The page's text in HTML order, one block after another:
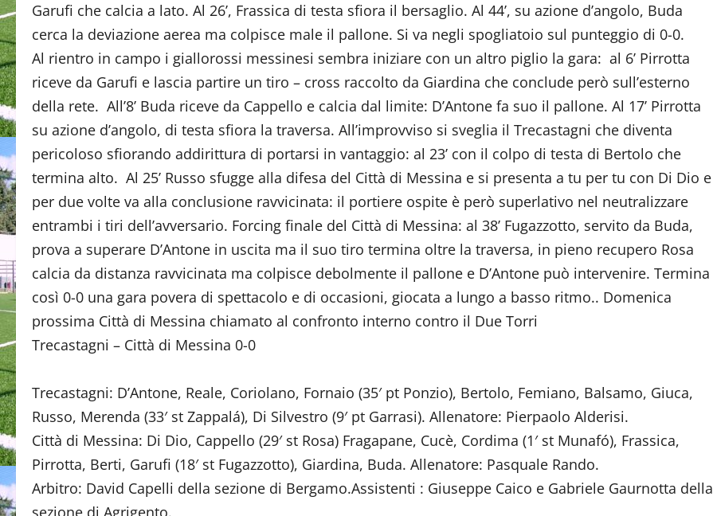
Garufi che calcia a lato. Al 26’, Frassica di testa sfiora il bersaglio. Al 44’, su azione d’angolo, Buda
cerca la deviazione aerea ma colpisce male il pallone. Si va negli spogliatoio sul punteggio di 0-0.
Al rientro in campo i giallorossi messinesi sembra iniziare con un altro piglio la gara: al 6’ Pirrotta
riceve da Garufi e lascia partire un tiro – cross raccolto da Giardina che conclude però sull’esterno
della rete. All’8’ Buda riceve da Cappello e calcia dal limite: D’Antone fa suo il pallone. Al 17’ Pirrotta
su azione d’angolo, di testa sfiora la traversa. All’improvviso si sveglia il Trecastagni che diventa
pericoloso sfiorando addirittura di portarsi in vantaggio: al 23’ con il colpo di testa di Bertolo che
termina alto. Al 25’ Russo sfugge alla difesa del Città di Messina e si presenta a tu per tu con Di Dio e
per due volte va alla conclusione ravvicinata: il portiere ospite è però superlativo nel neutralizzare
entrambi i tiri dell’avversario. Forcing finale del Città di Messina: al 38’ Fugazzotto, servito da Buda,
prova a superare D’Antone in uscita ma il suo tiro termina oltre la traversa, in pieno recupero Rosa
calcia da distanza ravvicinata ma colpisce debolmente il pallone e D’Antone può intervenire. Termina
così 0-0 una gara povera di spettacolo e di occasioni, giocata a lungo a basso ritmo.. Domenica
prossima Città di Messina chiamato al confronto interno contro il Due Torri
Trecastagni – Città di Messina 0-0
Trecastagni: D’Antone, Reale, Coriolano, Fornaio (35′ pt Ponzio), Bertolo, Femiano, Balsamo, Giuca,
Russo, Merenda (33′ st Zappalá), Di Silvestro (9′ pt Garrasi). Allenatore: Pierpaolo Alderisi.
Città di Messina: Di Dio, Cappello (29′ st Rosa) Fragapane, Cucè, Cordima (1′ st Munafó), Frassica,
Pirrotta, Berti, Garufi (18′ st Fugazzotto), Giardina, Buda. Allenatore: Pasquale Rando.
Arbitro: David Capelli della sezione di Bergamo.Assistenti : Giuseppe Caico e Gabriele Gaurnotta della
sezione di Agrigento.